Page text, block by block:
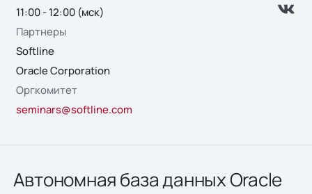
11:00 - 12:00 (мск)
Партнеры
Softline
Oracle Corporation
Оргкомитет
seminars@softline.com
Автономная база данных Oracle